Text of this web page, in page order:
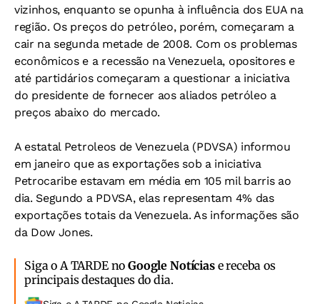
vizinhos, enquanto se opunha à influência dos EUA na
região. Os preços do petróleo, porém, começaram a
cair na segunda metade de 2008. Com os problemas
econômicos e a recessão na Venezuela, opositores e
até partidários começaram a questionar a iniciativa
do presidente de fornecer aos aliados petróleo a
preços abaixo do mercado.
A estatal Petroleos de Venezuela (PDVSA) informou
em janeiro que as exportações sob a iniciativa
Petrocaribe estavam em média em 105 mil barris ao
dia. Segundo a PDVSA, elas representam 4% das
exportações totais da Venezuela. As informações são
da Dow Jones.
Siga o A TARDE noGoogle Notíciase receba os
principais destaques do dia.